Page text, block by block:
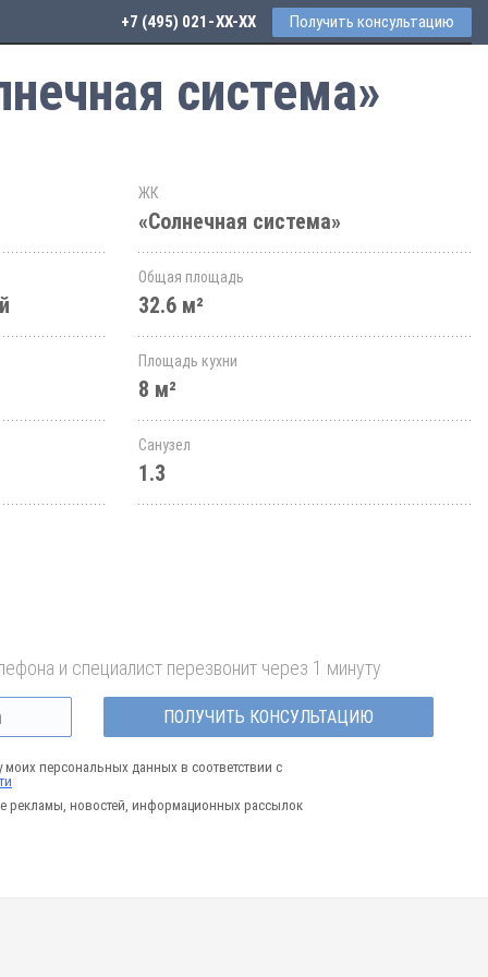
+7 (495) 021-41-76 Получить консультацию
система»
ЖК
«Солнечная система»
Общая площадь
32.6 м²
Площадь кухни
8 м²
Санузел
1.3
и специалист перезвонит через 1 минуту
ПОЛУЧИТЬ КОНСУЛЬТАЦИЮ
моих персональных данных в соответствии с
рекламы, новостей, информационных рассылок